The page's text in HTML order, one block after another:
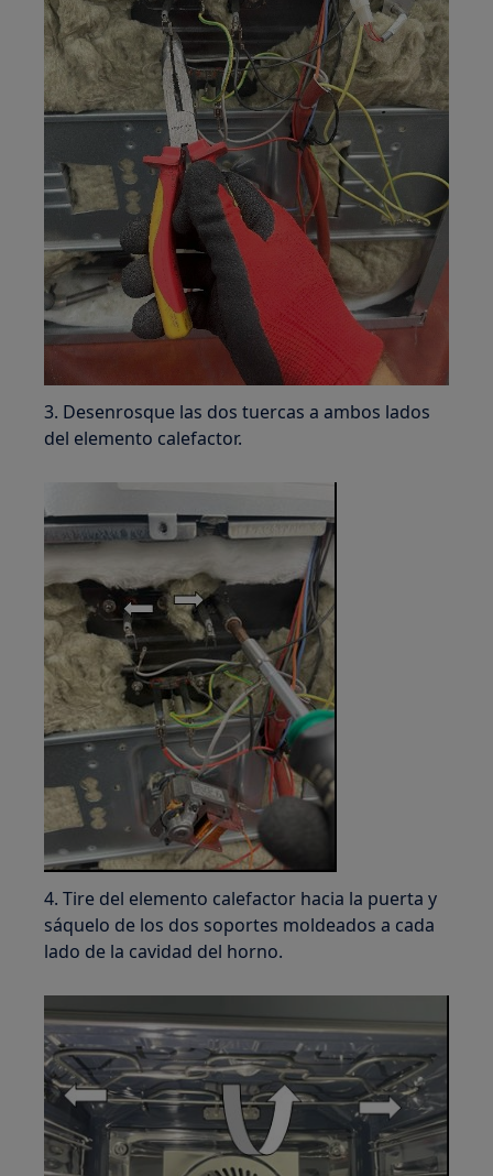
3. Desenrosque las dos tuercas a ambos lados
del elemento calefactor.
4. Tire del elemento calefactor hacia la puerta y
sáquelo de los dos soportes moldeados a cada
lado de la cavidad del horno.